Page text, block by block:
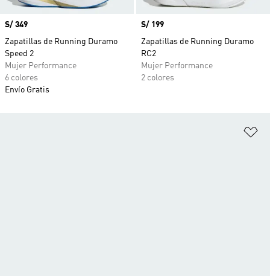
Precio
S/ 349
Zapatillas de Running Duramo
Speed 2
Mujer Performance
6 colores
Envío Gratis
Precio
S/ 199
Zapatillas de Running Duramo
RC2
Mujer Performance
2 colores